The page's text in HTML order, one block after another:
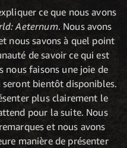
ce que nous avons
Aeternum. Nous avons
nous savons à quel point
de savoir ce qui est
nous faisons une joie de
seront bientôt disponibles.
plus clairement le
pour la suite. Nous
et nous avons
manière de présenter